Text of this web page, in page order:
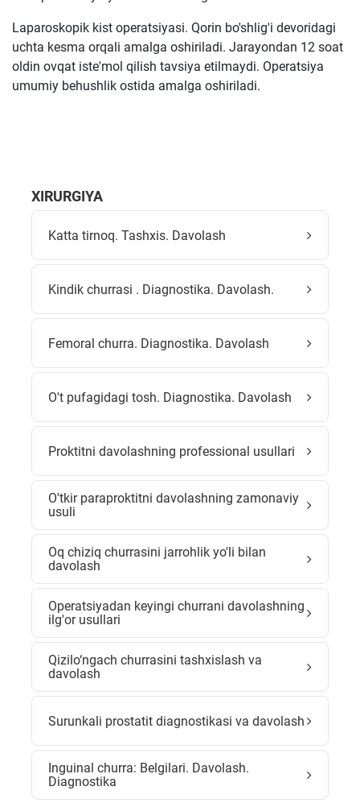
Laparoskopik kist operatsiyasi. Qorin bo'shlig'i devoridagi
uchta kesma orqali amalga oshiriladi. Jarayondan 12 soat
oldin ovqat iste'mol qilish tavsiya etilmaydi. Operatsiya
umumiy behushlik ostida amalga oshiriladi.
XIRURGIYA
Katta tirnoq. Tashxis. Davolash
Kindik churrasi . Diagnostika. Davolash.
Femoral churra. Diagnostika. Davolash
O't pufagidagi tosh. Diagnostika. Davolash
Proktitni davolashning professional usullari
O'tkir paraproktitni davolashning zamonaviy
usuli
Oq chiziq churrasini jarrohlik yo'li bilan
davolash
Operatsiyadan keyingi churrani davolashning
ilg'or usullari
Qizilo‘ngach churrasini tashxislash va
davolash
Surunkali prostatit diagnostikasi va davolash
Inguinal churra: Belgilari. Davolash.
Diagnostika